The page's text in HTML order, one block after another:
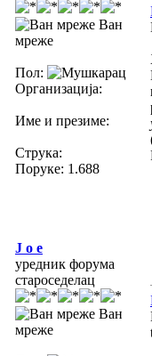
Ван
мреже
Пол:
Организација:
Име и презиме:
Струка:
Поруке: 1.688
J o e
уредник форума
староседелац
Ван
мреже